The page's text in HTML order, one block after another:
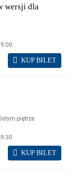
wersji dla
KUP BILET
piętrze
KUP BILET